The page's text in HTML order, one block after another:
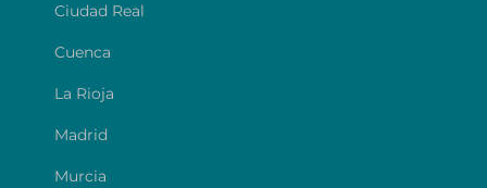
Ciudad Real
Cuenca
La Rioja
Madrid
Murcia